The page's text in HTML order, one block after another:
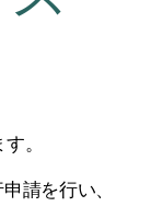
。
請を行い、